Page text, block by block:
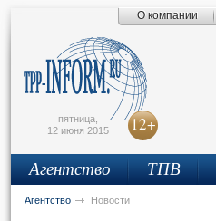
О компании
пятница,
12 июня 2015
12+
Агентство ТПВ
Агентство Новости